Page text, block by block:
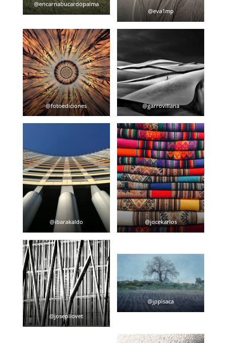
@encarnabucardopalma
@eva1mp
@fotoediciones @garrovillana
@ibarakaldo @jocekarlos
@josepllovet
@jppisaca